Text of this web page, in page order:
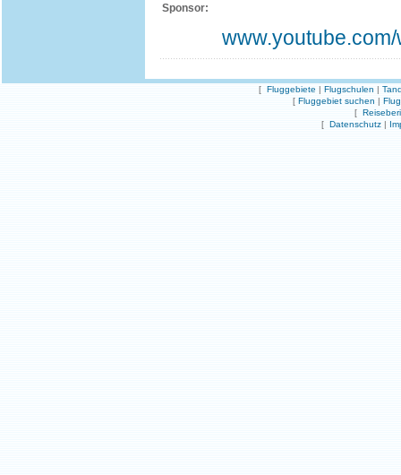
Sponsor:
[ Fluggebiete | Flugschulen |
[ Fluggebiet suchen |
[
[ Datenschutz |